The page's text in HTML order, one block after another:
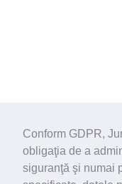
Conform GDPR,
obligaţia de a
siguranţă şi numai